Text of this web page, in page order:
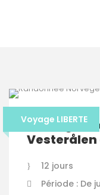
Voyage LIBERTE
Norvège –
Vesterålen
12 jours
Période : De